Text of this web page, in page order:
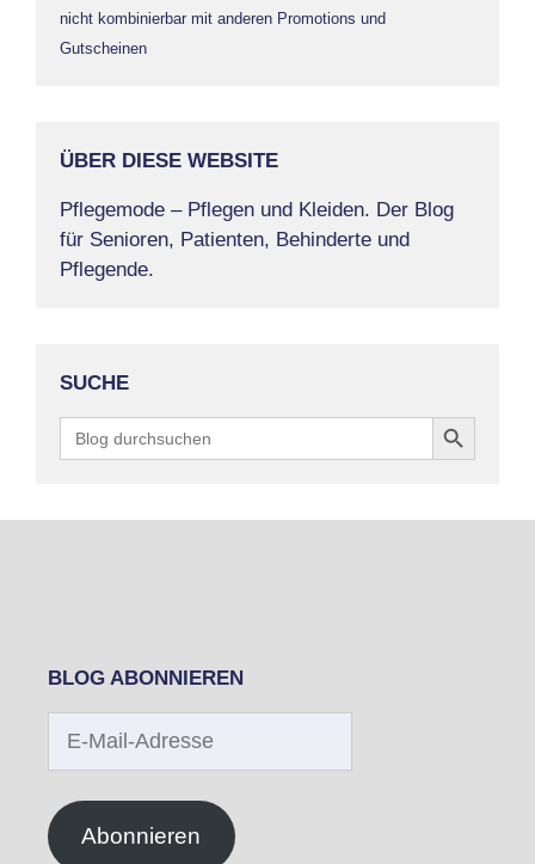
nicht kombinierbar mit anderen Promotions und
Gutscheinen
ÜBER DIESE WEBSITE
Pflegemode – Pflegen und Kleiden. Der Blog
für Senioren, Patienten, Behinderte und
Pflegende.
SUCHE
Search
for:
Search Button
BLOG ABONNIEREN
Mail-
Abonnieren